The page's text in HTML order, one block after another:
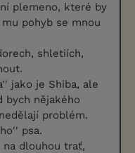
plemeno, které by
pohyb se mnou
shletiích,
jako je Shiba, ale
bych nějakého
problém.
psa.
na dlouhou trať,